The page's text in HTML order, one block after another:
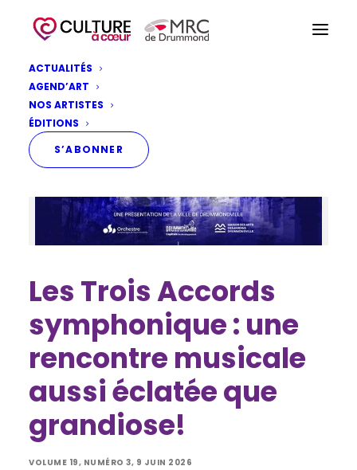
ACTUALITÉS
AGEND’ART
NOS ARTISTES
ÉDITIONS
S’ABONNER
Les Trois Accords
symphonique : une
rencontre musicale
aussi éclatée que
grandiose!
VOLUME 19, NUMÉRO 3, 9 JUIN 2026